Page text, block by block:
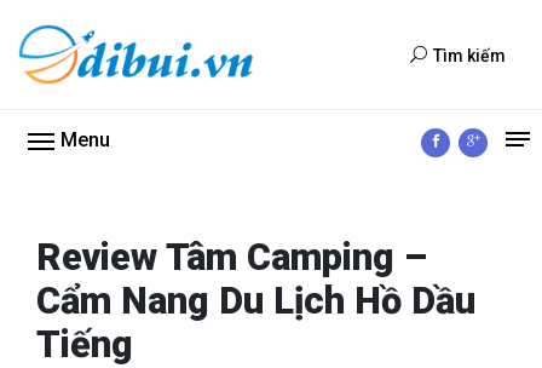
Tìm kiếm
Menu
Review Tâm Camping –
Cẩm Nang Du Lịch Hồ Dầu
Tiếng